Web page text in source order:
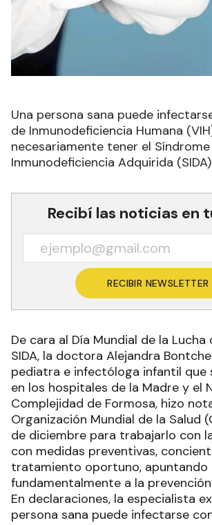
Una persona sana puede
de Inmunodeficiencia Humana
necesariamente tener el
Inmunodeficiencia Adquirida
Recibí las noticias en
RECIBIR NEWSLETTER
De cara al Día Mundial de la
SIDA, la doctora Alejandra
pediatra e infectóloga infantil que
en los hospitales de la Madre y el
Complejidad de Formosa, hizo
Organización Mundial de la Salud
de diciembre para trabajarlo con
con medidas preventivas,
tratamiento oportuno, apuntando
fundamentalmente a la
En declaraciones, la especialista
persona sana puede infectarse